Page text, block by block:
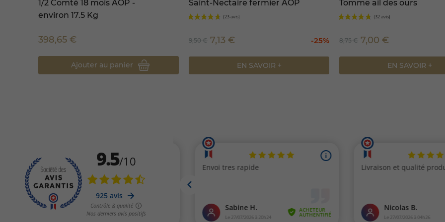
1/2 Comté 18 mois AOP -
environ 17.5 Kg
398,65 €
Ajouter au panier
Saint-Nectaire fermier AOP
9,50 € 7,13 € -25%
EN SAVOIR +
Tomme ail des ours
8,75 € 7,00 €
EN SAVOIR +